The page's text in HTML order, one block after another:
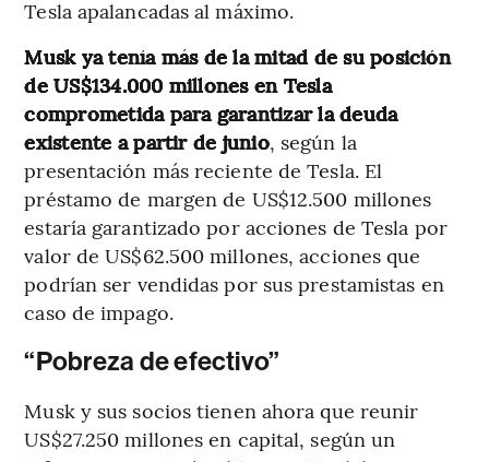
Tesla apalancadas al máximo.
Musk ya tenía más de la mitad de su posición
de US$134.000 millones en Tesla
comprometida para garantizar la deuda
existente a partir de junio, según la
presentación más reciente de Tesla. El
préstamo de margen de US$12.500 millones
estaría garantizado por acciones de Tesla por
valor de US$62.500 millones, acciones que
podrían ser vendidas por sus prestamistas en
caso de impago.
“Pobreza de efectivo”
Musk y sus socios tienen ahora que reunir
US$27.250 millones en capital, según un